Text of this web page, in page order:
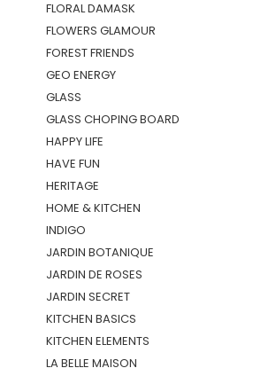
FLORAL DAMASK
FLOWERS GLAMOUR
FOREST FRIENDS
GEO ENERGY
GLASS
GLASS CHOPING BOARD
HAPPY LIFE
HAVE FUN
HERITAGE
HOME & KITCHEN
INDIGO
JARDIN BOTANIQUE
JARDIN DE ROSES
JARDIN SECRET
KITCHEN BASICS
KITCHEN ELEMENTS
LA BELLE MAISON